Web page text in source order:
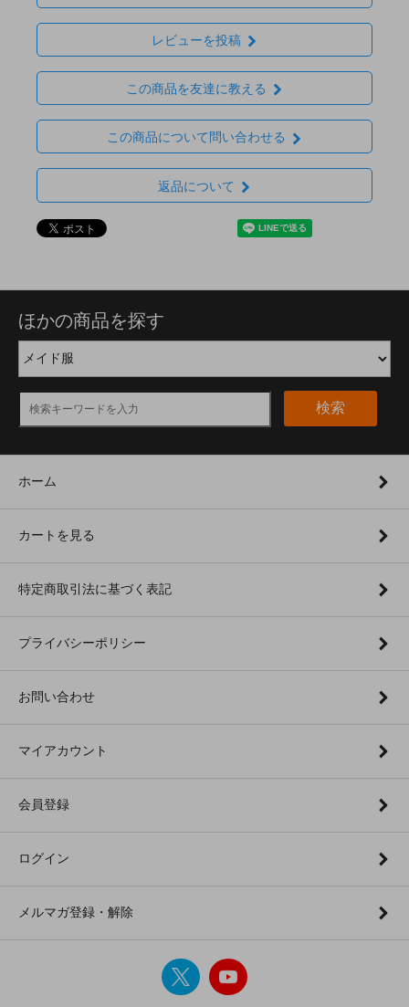
レビューを投稿
この商品を友達に教える
この商品について問い合わせる
返品について
ほかの商品を探す
検索
ホーム
カートを見る
特定商取引法に基づく表記
プライバシーポリシー
お問い合わせ
マイアカウント
会員登録
ログイン
メルマガ登録・解除